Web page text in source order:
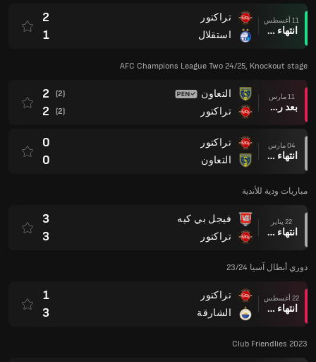
11 أغسطس
انتهاء وقت المباراة
تراكتور
استقلال
2
1
AFC Champions League Two 24/25, Knockout stage
11 مارس
بعد ركلات الترجيح
التعاون
تراكتور
(2)
2
(2)
2
04 مارس
انتهاء وقت المباراة
تراكتور
التعاون
0
0
مباريات ودية للأندية
22 يناير
انتهاء وقت المباراة
فيجل بي كيه
تراكتور
3
3
دوري أبطال آسيا 23/24
22 أغسطس
انتهاء وقت المباراة
تراكتور
الشارقة
1
3
Club Friendlies 2023